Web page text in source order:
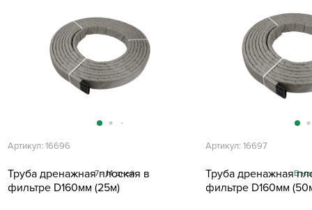
Труба дренажная плоская в
фильтре D160мм (25м)
Артикул: 16696
7 - 14 дней
Труба дренажная
фильтре D160мм
Артикул: 16697
В